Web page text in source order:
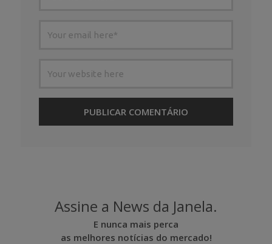
Assine a News da Janela.
E nunca mais perca
as melhores notícias do mercado!